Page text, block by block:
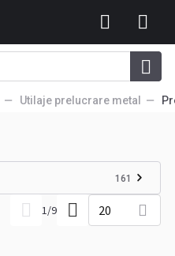
Utilaje prelucrare metal
161
1/9 20